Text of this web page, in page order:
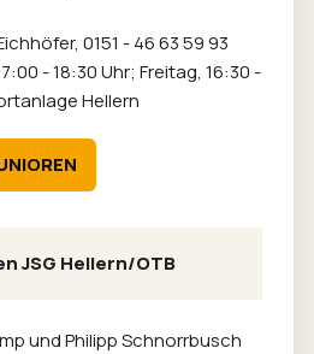
0151 - 46 63 59 93
- 18:30 Uhr; Freitag, 16:30 -
Hellern
JSG Hellern/OTB
und Philipp Schnorrbusch